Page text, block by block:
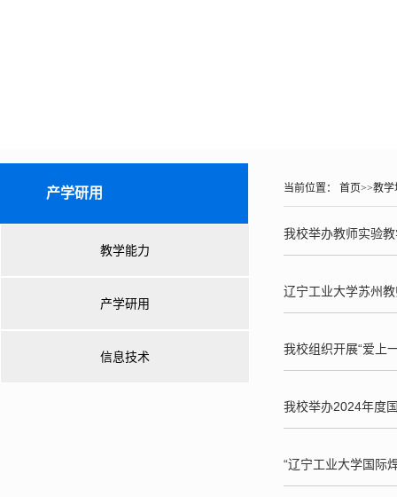
产学研用
教学能力
产学研用
信息技术
当前位置： 首页>>教学
我校举办教师实验
辽宁工业大学苏州
我校组织开展“爱上
我校举办2024年度
“辽宁工业大学国际